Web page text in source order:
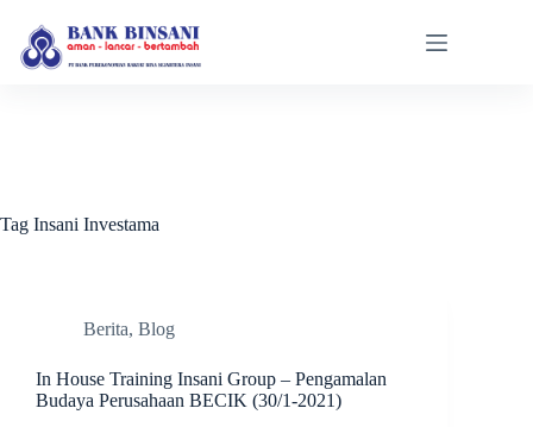
content
Tag Insani Investama
Berita, Blog
In House Training Insani Group – Pengamalan
Budaya Perusahaan BECIK (30/1-2021)